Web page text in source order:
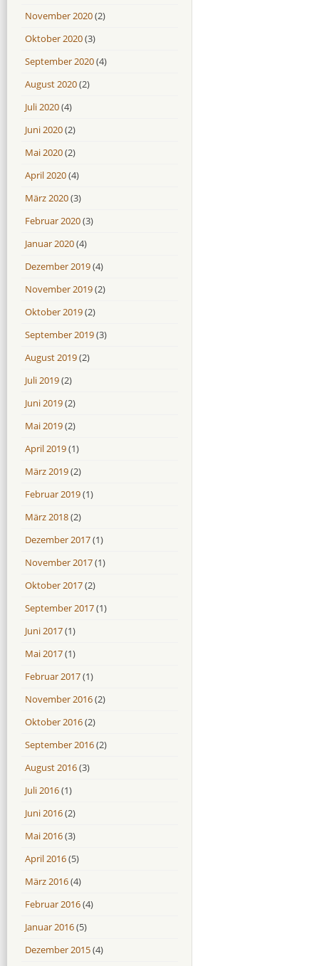
November 2020(2)
Oktober 2020(3)
September 2020(4)
August 2020(2)
Juli 2020(4)
Juni 2020(2)
Mai 2020(2)
April 2020(4)
März 2020(3)
Februar 2020(3)
Januar 2020(4)
Dezember 2019(4)
November 2019(2)
Oktober 2019(2)
September 2019(3)
August 2019(2)
Juli 2019(2)
Juni 2019(2)
Mai 2019(2)
April 2019(1)
März 2019(2)
Februar 2019(1)
März 2018(2)
Dezember 2017(1)
November 2017(1)
Oktober 2017(2)
September 2017(1)
Juni 2017(1)
Mai 2017(1)
Februar 2017(1)
November 2016(2)
Oktober 2016(2)
September 2016(2)
August 2016(3)
Juli 2016(1)
Juni 2016(2)
Mai 2016(3)
April 2016(5)
März 2016(4)
Februar 2016(4)
Januar 2016(5)
Dezember 2015(4)